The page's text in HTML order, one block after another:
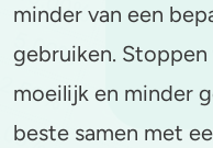
Cocaïne
Speed
3-MMC
Zwangerschap
Drugs & de wet
Combinaties &
minder van een
gebruiken.
moeilijk en minder
beste samen met